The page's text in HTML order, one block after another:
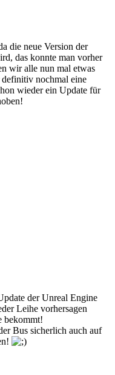
die neue Version der
das konnte man vorher
wir alle nun mal etwas
nochmal eine
wieder ein Update für
der Unreal Engine
Leihe vorhersagen
bekommt!
Bus sicherlich auch auf